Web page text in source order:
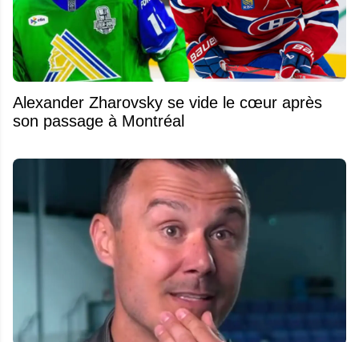
Alexander Zharovsky se vide le cœur après
son passage à Montréal